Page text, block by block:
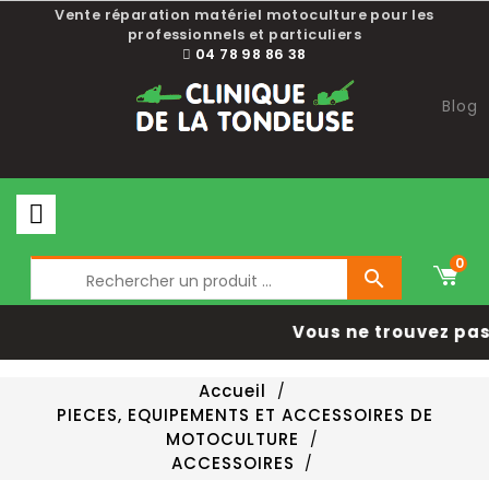
Vente réparation matériel motoculture pour les
professionnels et particuliers
04 78 98 86 38
Blog

0
Vous ne trouvez
Accueil
PIECES, EQUIPEMENTS ET ACCESSOIRES DE
MOTOCULTURE
ACCESSOIRES